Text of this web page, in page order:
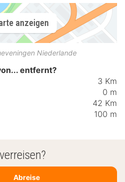
anzeigen
Niederlande
entfernt?
3 Km
0 m
42 Km
100 m
Abreise